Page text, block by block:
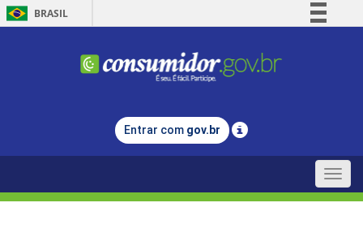
BRASIL
Comunica BR
Legislação
Entrar com gov.br
Toggle